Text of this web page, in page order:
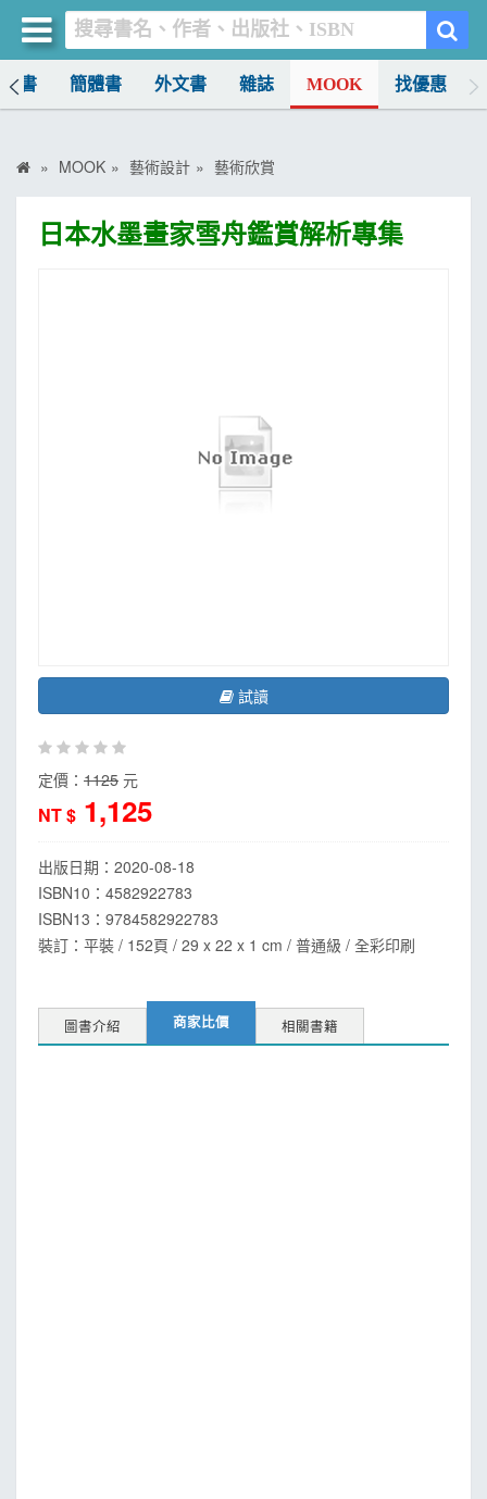
書 簡體書 外文書 雜誌 MOOK 找優惠
MOOK 藝術設計 藝術欣賞
日本水墨畫家雪舟鑑賞解析專集
試讀
定價： 1125 元
NT $ 1,125
出版日期： 2020-08-18
ISBN10：4582922783
ISBN13： 9784582922783
裝訂：平裝 / 152頁 / 29 x 22 x 1 cm / 普通級 / 全彩印刷
圖書介紹 商家比價 相關書籍
買書網
首頁
書店暢銷榜